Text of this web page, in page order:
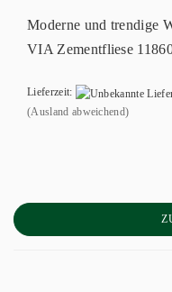
Moderne und trendige
VIA Zementfliese
Lieferzeit:
(Ausland abweichend)